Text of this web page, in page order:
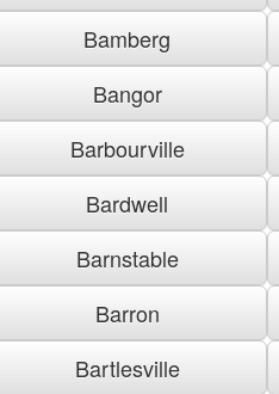
Bamberg
Bangor
Barbourville
Bardwell
Barnstable
Barron
Bartlesville